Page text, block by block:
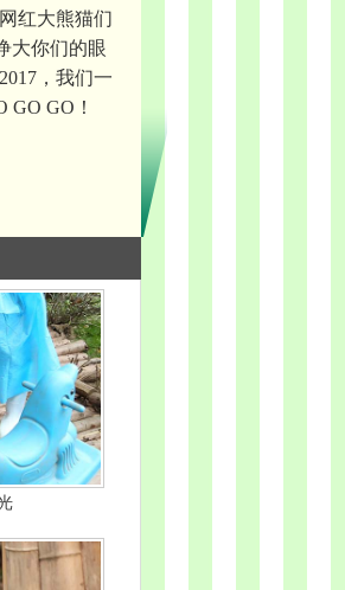
红大熊猫们
大你们的眼
，我们一
GO GO！